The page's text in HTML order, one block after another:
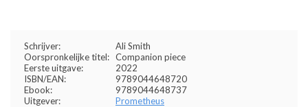
Schrijver:
Ali Smith
Oorspronkelijke titel: Companion piece
Eerste uitgave:
2022
ISBN/EAN:
9789044648720
Ebook:
9789044648737
Uitgever:
Prometheus